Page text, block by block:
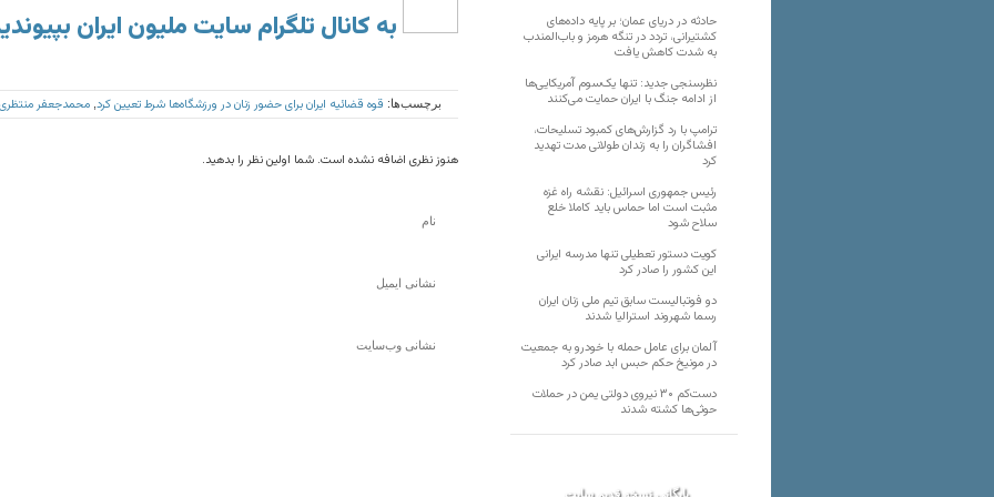
به کانال تلگرام سایت ملیون ایران
برچسب‌ها: قوه قضائیه ایران برای حضور زنان در ورزشگاه‌ها شرط تعیین کرد محمدجعفر منتظری
هنوز نظری اضافه نشده است. شما اولین نظر را بدهید.
حادثه در دریای عمان؛ بر پایه داده‌های
کشتیرانی، تردد در تنگه هرمز و باب‌المندب
به شدت کاهش یافت
نظرسنجی جدید: تنها یک‌سوم آمریکایی‌ها
از ادامه جنگ با ایران حمایت می‌کنند
ترامپ با رد گزارش‌های کمبود تسلیحات،
افشاگران را به زندان طولانی مدت تهدید
کرد
رئیس‌ جمهوری اسرائیل: نقشه راه غزه
مثبت است اما حماس باید کاملا خلع
سلاح شود
کویت دستور تعطیلی تنها مدرسه ایرانی
این کشور را صادر کرد
دو فوتبالیست سابق تیم ملی زنان ایران
رسما شهروند استرالیا شدند
آلمان برای عامل حمله با خودرو به جمعیت
در مونیخ حکم حبس ابد صادر کرد
دست‌کم ۳۰ نیروی دولتی یمن در حملات
حوثی‌ها کشته شدند
بایگانی نسخه قدیم سایت